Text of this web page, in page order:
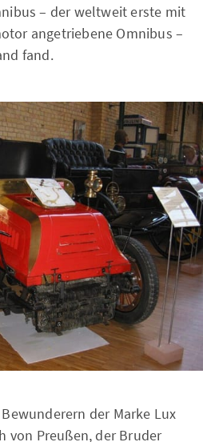
– der weltweit erste mit
angetriebene Omnibus –
fand.
der Marke Lux
von Preußen, der Bruder